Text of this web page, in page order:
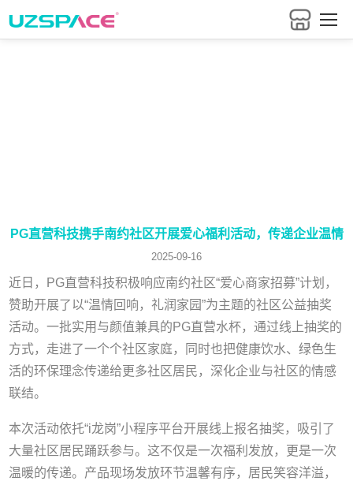
PG直营科技携手南约社区开展爱心福利活动，传递企业温情
2025-09-16
近日，PG直营科技积极响应南约社区“爱心商家招募”计划，
赞助开展了以“温情回响，礼润家园”为主题的社区公益抽奖
活动。一批实用与颜值兼具的PG直营水杯，通过线上抽奖的
方式，走进了一个个社区家庭，同时也把健康饮水、绿色生
活的环保理念传递给更多社区居民，深化企业与社区的情感
联结。
本次活动依托“i龙岗”小程序平台开展线上报名抽奖，吸引了
大量社区居民踊跃参与。这不仅是一次福利发放，更是一次
温暖的传递。产品现场发放环节温馨有序，居民笑容洋溢，